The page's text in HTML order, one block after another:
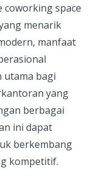
coworking space
menarik
manfaat
utama bagi
yang
berbagai
ini dapat
berkembang
kompetitif.